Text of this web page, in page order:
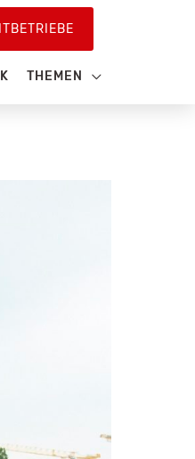
THEMEN